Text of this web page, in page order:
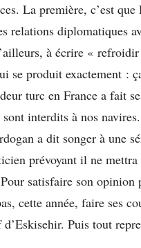
La première, c’est
relations diplomatiques
à écrire «
se produit exactement :
turc en France a fait
interdits à nos
a dit songer à une
prévoyant il ne
satisfaire son opinion
cette année, faire ses
Puis tout